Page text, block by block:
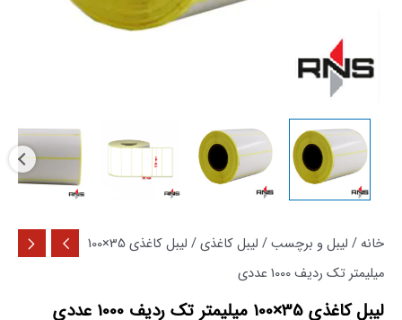
خانه / لیبل و برچسب/ لیبل کاغذی
/ لیبل کاغذی 35×100
میلیمتر تک ردیف 1000 عددی
لیبل کاغذی 35×100 میلیمتر تک ردیف 1000 عددی